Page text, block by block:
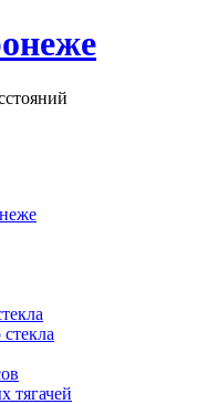
тягачей